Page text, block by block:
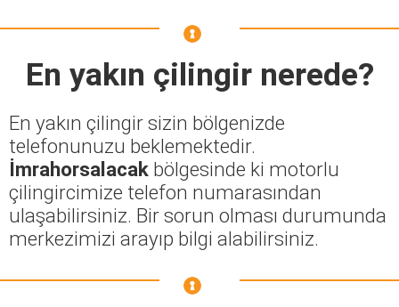
En yakın çilingir nerede?
En yakın çilingir sizin bölgenizde
telefonunuzu beklemektedir.
İmrahorsalacak bölgesinde ki motorlu
çilingircimize telefon numarasından
ulaşabilirsiniz. Bir sorun olması durumunda
merkezimizi arayıp bilgi alabilirsiniz.